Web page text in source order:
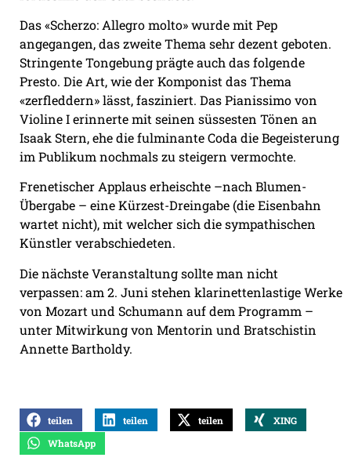
Das «Scherzo: Allegro molto» wurde mit Pep
angegangen, das zweite Thema sehr dezent geboten.
Stringente Tongebung prägte auch das folgende
Presto. Die Art, wie der Komponist das Thema
«zerfleddern» lässt, fasziniert. Das Pianissimo von
Violine I erinnerte mit seinen süssesten Tönen an
Isaak Stern, ehe die fulminante Coda die Begeisterung
im Publikum nochmals zu steigern vermochte.
Frenetischer Applaus erheischte –nach Blumen-
Übergabe – eine Kürzest-Dreingabe (die Eisenbahn
wartet nicht), mit welcher sich die sympathischen
Künstler verabschiedeten.
Die nächste Veranstaltung sollte man nicht
verpassen: am 2. Juni stehen klarinettenlastige Werke
von Mozart und Schumann auf dem Programm –
unter Mitwirkung von Mentorin und Bratschistin
Annette Bartholdy.
teilen teilen teilen
XING
WhatsApp